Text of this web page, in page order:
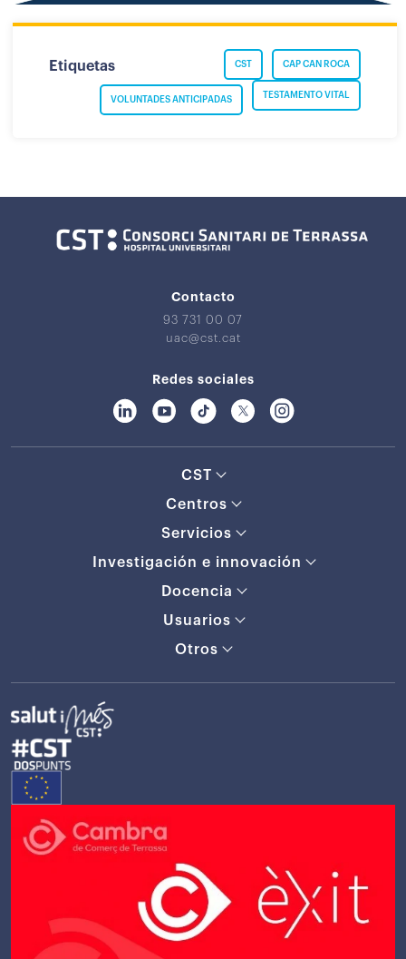
Etiquetas CAP CAN ROCA
CST
TESTAMENTO VITAL
VOLUNTADES ANTICIPADAS
Contacto
93 731 00 07
uac@cst.cat
Redes sociales
CST
Centros
Servicios
Investigación e innovación
Docencia
Usuarios
Otros